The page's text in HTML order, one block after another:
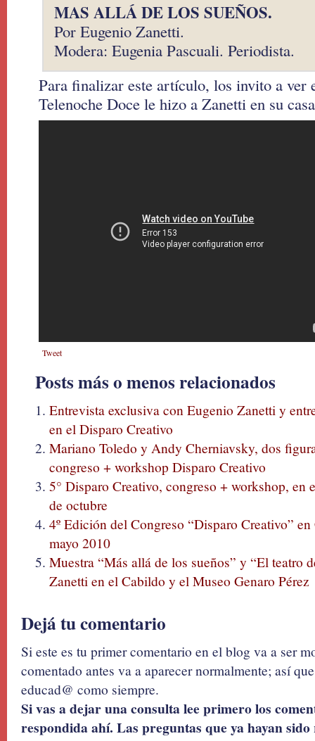
MAS ALLÁ DE LOS SUEÑOS.
Por Eugenio Zanetti.
Modera: Eugenia Pascuali. Periodista.
Para finalizar este artículo, los invito a ver
Telenoche Doce le hizo a Zanetti en su
Tweet
Posts más o menos relacionados
Entrevista exclusiva con Eugenio Zanetti y
en el Disparo Creativo
Mariano Toledo y Andy Cherniavsky, dos
congreso + workshop Disparo Creativo
5° Disparo Creativo, congreso + workshop, en
de octubre
4º Edición del Congreso “Disparo Creativo”
mayo 2010
Muestra “Más allá de los sueños” y “El teatro
Zanetti en el Cabildo y el Museo Genaro Pérez
Dejá tu comentario
Si este es tu primer comentario en el blog va a ser
comentado antes va a aparecer normalmente; así
educad@ como siempre.
Si vas a dejar una consulta lee primero los
respondida ahí. Las preguntas que ya hayan